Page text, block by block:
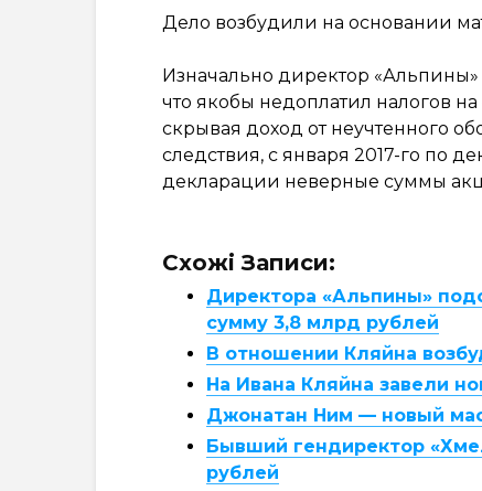
Дело возбудили на основании
Изначально директор
что якобы недоплатил налогов
скрывая доход от неучтенного
следствия, с января 2017-го по
декларации неверные суммы
Схожі Записи:
Директора «Альпины»
сумму 3,8 млрд рублей
В отношении Кляйна
На Ивана Кляйна завели
Джонатан Ним — новый
Бывший гендиректор
рублей